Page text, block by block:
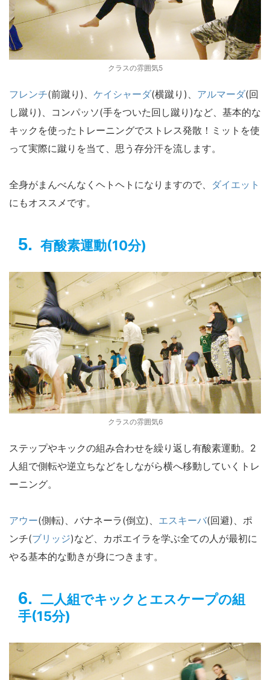
クラスの雰囲気5
フレンチ(前蹴り)、 ケイシャーダ(横蹴り)、 アルマーダ(回
し蹴り)、コンパッソ(手をついた回し蹴り)など、基本的な
キックを使ったトレーニングでストレス発散！ミットを使
って実際に蹴りを当て、思う存分汗を流します。
全身がまんべんなくヘトヘトになりますので、 ダイエット
にもオススメです。
有酸素運動(10分)
クラスの雰囲気6
ステップやキックの組み合わせを繰り返し有酸素運動。2
人組で側転や逆立ちなどをしながら横へ移動していくトレ
ーニング。
アウー(側転)、バナネーラ(倒立)、 エスキーバ(回避)、ポ
ンチ(ブリッジ)など、カポエイラを学ぶ全ての人が最初に
やる基本的な動きが身につきます。
二人組でキックとエスケープの組
手(15分)